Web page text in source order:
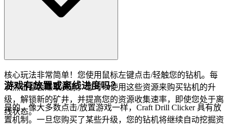
核心玩法非常简单！您使用鼠标左键点击/轻触您的钻机。每
次点击都会赚取资源。您可以使用这些资源来购买钻机的升
级，解锁新的矿井，并提高您的资源收集速率，即使您处于离
线状态。
游戏有放置或离线进度吗？
是的，像大多数点击/放置游戏一样，Craft Drill Clicker 具有放
置机制。一旦您购买了某些升级，您的钻机将继续自动挖掘资